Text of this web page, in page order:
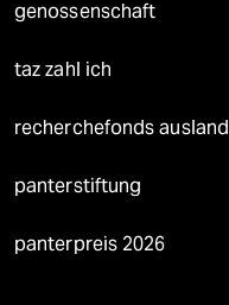
genossenschaft
taz zahl ich
recherchefonds ausland
panterstiftung
panterpreis 2026